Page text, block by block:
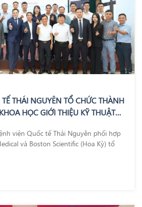
THÁI NGUYÊN TỔ CHỨC THÀNH
HỌC GIỚI THIỆU KỸ THUẬT
viện Quốc tế Thái Nguyên phối hợp
và Boston Scientific (Hoa Kỳ) tổ